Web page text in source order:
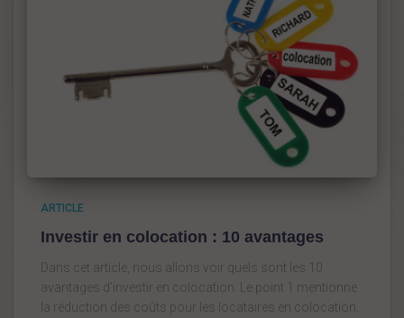
ARTICLE
Investir en colocation : 10 avantages
Dans cet article, nous allons voir quels sont les 10
avantages d’investir en colocation. Le point 1 mentionne
la réduction des coûts pour les locataires en colocation.